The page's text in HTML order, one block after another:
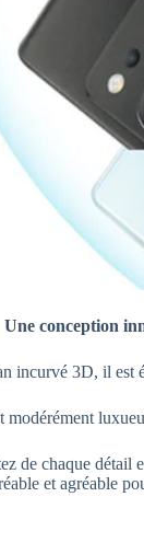
Une conception
incurvé 3D, il est
modérément
chaque
et agréable